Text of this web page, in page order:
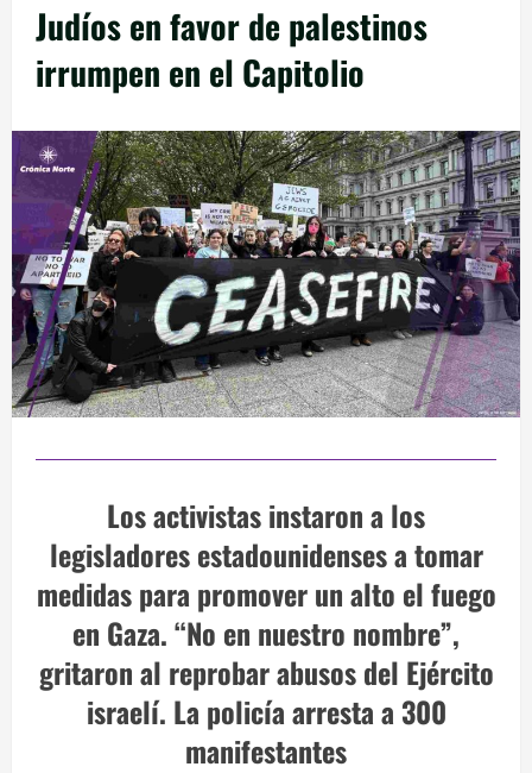
Judíos en favor de palestinos
irrumpen en el Capitolio
Los activistas instaron a los
legisladores estadounidenses a tomar
medidas para promover un alto el fuego
en Gaza. “No en nuestro nombre”,
gritaron al reprobar abusos del Ejército
israelí. La policía arresta a 300
manifestantes